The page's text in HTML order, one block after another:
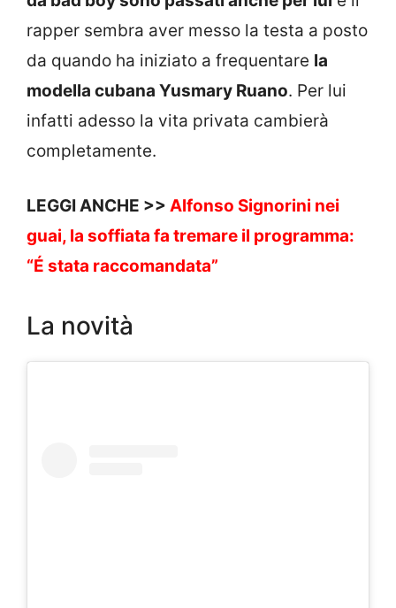
rapper sembra aver messo la testa a posto
da quando ha iniziato a frequentare la
modella cubana Yusmary Ruano. Per lui
infatti adesso la vita privata cambierà
completamente.
LEGGI ANCHE >> Alfonso Signorini nei
guai, la soffiata fa tremare il programma:
“É stata raccomandata”
La novità